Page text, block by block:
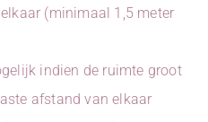
(minimaal 1,5 meter
indien de ruimte groot
afstand van elkaar